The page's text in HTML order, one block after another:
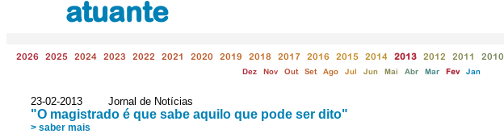
atuante
2026 2025 2024 2023 2022 2021 2020 2019 2018 2017 2016 2015 2014 2013 2012 2011 2010
Dez Nov Out Set Ago Jul Jun Mai Abr Mar Fev Jan
23-02-2013 Jornal de Notícias
"O magistrado é que sabe aquilo que pode ser dito"
> saber mais